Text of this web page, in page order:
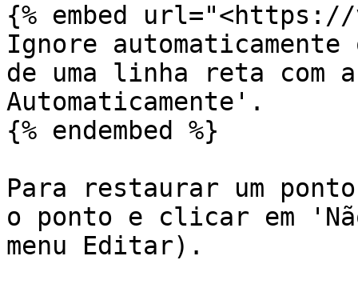
{% embed url="<https://
Ignore
de uma linha reta com
Automaticamente'.
{% endembed %}
Para restaurar um
o ponto e clicar em
menu Editar).